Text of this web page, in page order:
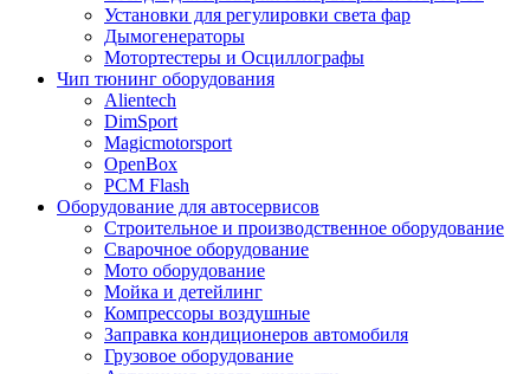
Установки для регулировки света фар
Дымогенераторы
Мотортестеры и Осциллографы
Чип тюнинг оборудования
Alientech
DimSport
Magicmotorsport
OpenBox
PCM Flash
Оборудование для автосервисов
Строительное и производственное оборудование
Сварочное оборудование
Мото оборудование
Мойка и детейлинг
Компрессоры воздушные
Заправка кондиционеров автомобиля
Грузовое оборудование